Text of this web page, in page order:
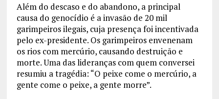
Além do descaso e do abandono, a principal
causa do genocídio é a invasão de 20 mil
garimpeiros ilegais, cuja presença foi incentivada
pelo ex-presidente. Os garimpeiros envenenam
os rios com mercúrio, causando destruição e
morte. Uma das lideranças com quem conversei
resumiu a tragédia: “O peixe come o mercúrio, a
gente come o peixe, a gente morre”.